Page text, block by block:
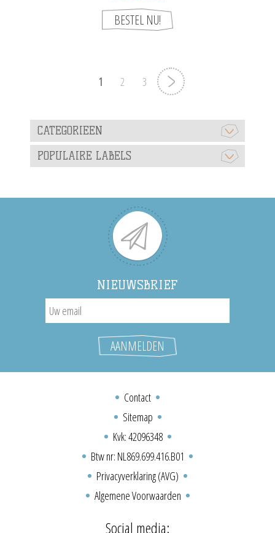
1 2 3
CATEGORIEEN
POPULAIRE LABELS
NIEUWSBRIEF
Contact
Sitemap
Kvk: 42096348
Btw nr: NL869.699.416.B01
Privacyverklaring (AVG)
Algemene Voorwaarden
Social media: